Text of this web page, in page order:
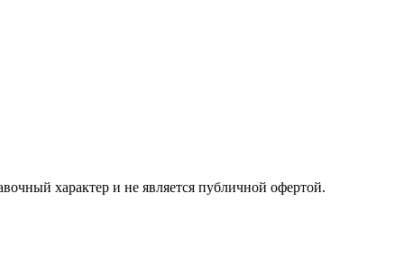
характер и не является публичной офертой.